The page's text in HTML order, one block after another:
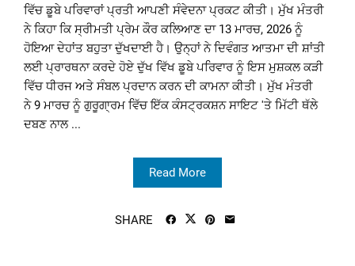
ਵਿੱਚ ਡੂਬੇ ਪਰਿਵਾਰਾਂ ਪ੍ਰਤੀ ਆਪਣੀ ਸੰਵੇਦਨਾ ਪ੍ਰਕਟ ਕੀਤੀ। ਮੁੱਖ ਮੰਤਰੀ
ਨੇ ਕਿਹਾ ਕਿ ਸ੍ਰੀਮਤੀ ਪ੍ਰੇਮ ਕੌਰ ਕਲਿਆਣ ਦਾ 13 ਮਾਰਚ, 2026 ਨੂੰ
ਹੋਇਆ ਦੇਹਾਂਤ ਬਹੁਤਾ ਦੁੱਖਦਾਈ ਹੈ। ਉਨ੍ਹਾਂ ਨੇ ਦਿਵੰਗਤ ਆਤਮਾ ਦੀ ਸ਼ਾਂਤੀ
ਲਈ ਪ੍ਰਾਰਥਨਾ ਕਰਦੇ ਹੋਏ ਦੁੱਖ ਵਿੱਖ ਡੂਬੇ ਪਰਿਵਾਰ ਨੂੰ ਇਸ ਮੁਸ਼ਕਲ ਕੜੀ
ਵਿੱਚ ਧੀਰਜ ਅਤੇ ਸੰਬਲ ਪ੍ਰਦਾਨ ਕਰਨ ਦੀ ਕਾਮਨਾ ਕੀਤੀ। ਮੁੱਖ ਮੰਤਰੀ
ਨੇ 9 ਮਾਰਚ ਨੂੰ ਗੁਰੂਗਾ੍ਰਮ ਵਿੱਚ ਇੱਕ ਕੰਸਟ੍ਰਕਸ਼ਨ ਸਾਇਟ 'ਤੇ ਮਿੱਟੀ ਥੱਲੇ
ਦਬਣ ਨਾਲ ...
Read More
SHARE